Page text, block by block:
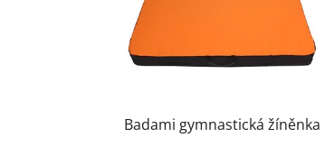
Badami gymnastická žíněnka